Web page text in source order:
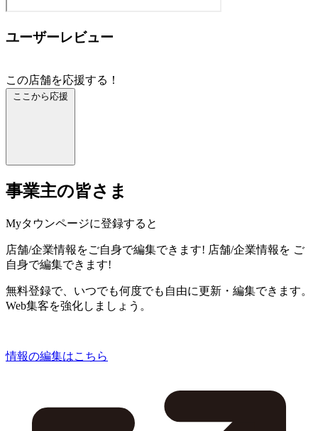
ユーザーレビュー
この店舗を応援する！
ここから応援
事業主の皆さま
Myタウンページに登録すると
店舗/企業情報をご自身で編集できます! 店舗/企業情報を ご
自身で編集できます!
無料登録で、いつでも何度でも自由に更新・編集できます。
Web集客を強化しましょう。
情報の編集はこちら